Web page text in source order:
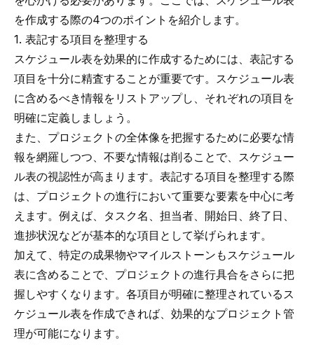
を作成する際の4つのポイントを紹介します。
1. 表記する項目を整理する
スケジュール表を効果的に作成するためには、表記する
項目を十分に精査することが重要です。スケジュール表
に含めるべき情報をリストアップし、それぞれの項目を
明確に定義しましょう。
また、プロジェクトの全体像を把握するために必要な情
報を網羅しつつ、不要な情報は削ることで、スケジュー
ル表の視認性が高まります。表記する項目を整理する際
は、プロジェクトの進行において重要な要素を中心に考
えます。例えば、タスク名、担当者、開始日、終了日、
進捗状況などが基本的な項目として挙げられます。
加えて、特定の成果物やマイルストーンもスケジュール
表に含めることで、プロジェクトの進行具合をさらに把
握しやすくなります。各項目が明確に整理されているス
ケジュール表を作成できれば、効果的なプロジェクト管
理が可能になります。